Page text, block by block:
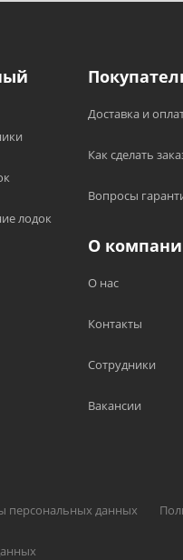
лодок
Доставка и
Как сделать
Вопросы
О
О нас
Контакты
Сотрудники
Вакансии
персональных данных